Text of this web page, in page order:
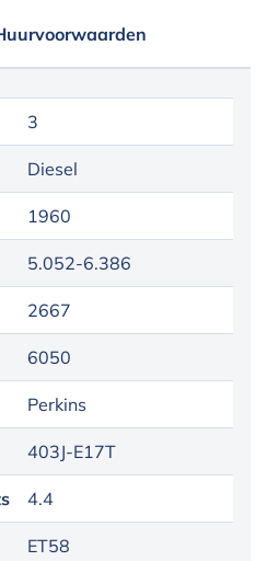
3
Diesel
1960
5.052-6.386
2667
6050
Perkins
403J-E17T
4.4
ET58